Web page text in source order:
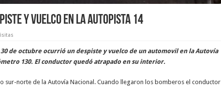
y vuelco en la autopista 14
30 de octubre ocurrió un despiste y vuelco de un automovil en la Autovía
130. El conductor quedó atrapado en su interior.
sur-norte de la Autovía Nacional. Cuando llegaron los bomberos el conductor